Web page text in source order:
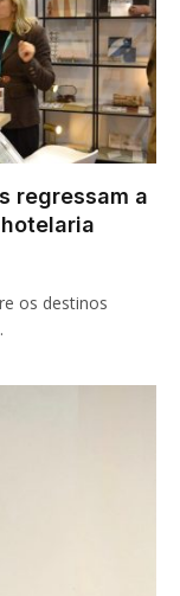
regressam a
os destinos